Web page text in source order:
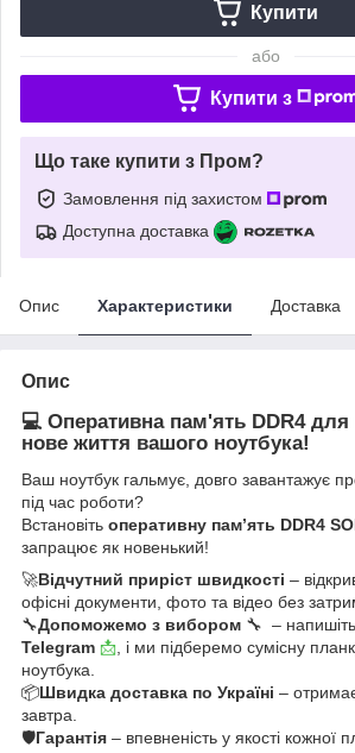
Купити
або
Купити з
Що таке купити з Пром?
Замовлення під захистом
Доступна доставка
Опис Характеристики Доставка
Опис
💻 Оперативна пам'ять DDR4 для
нове життя вашого ноутбука!
Ваш ноутбук гальмує, довго завантажує
під час роботи?
Встановіть оперативну пам’ять DDR4
запрацює як новенький!
🚀Відчутний приріст швидкості –
офісні документи, фото та відео без
🔧Допоможемо з вибором 🔧 –
Telegram 📩 , і ми підберемо сумісну
ноутбука.
📦Швидка доставка по Україні –
завтра.
🛡Гарантія – впевненість у якості кожної